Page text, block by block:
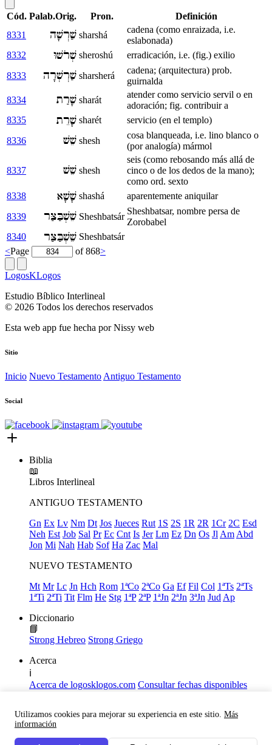
Utilizamos cookies para mejorar su experiencia en este sitio. Más
información
Cód. Palab.Orig. Pron.
Definición
8331
שַׁרְשָׁה sharshá
cadena (como enraizada, i.e.
eslabonada)
8332
שְׁרֹשׁוּ sheroshú
erradicación, i.e. (fig.) exilio
8333
שַׁרְשְׁרָה sharsherá
cadena; (arquitectura) prob.
guirnalda
8334
שָׁרַת sharát
atender como servicio servil o en
adoración; fig. contribuir a
8335
שָׁרֵת sharét
servicio (en el templo)
8336
שֵׁשׁ shesh
cosa blanqueada, i.e. lino blanco o
(por analogía) mármol
8337 שֵׁשׁ shesh
seis (como rebosando más allá de
cinco o de los dedos de la mano);
como ord. sexto
8338
שָׁשָׁא shashá
aparentemente aniquilar
8339
שֵׁשְׁבַּצַּר Sheshbatsár
Sheshbatsar, nombre persa de
Zorobabel
8340
שֵׁשְׁבַּצַּר Sheshbatsár
<Page of 868>
LogosKLogos
Estudio Bíblico Interlineal
© 2026 Todos los derechos reservados
Esta web app fue hecha porNissy web
Sitio
Inicio Nuevo Testamento Antiguo Testamento
Social
Biblia
📖
Libros Interlineal
ANTIGUO TESTAMENTO
Gn Ex Lv Nm Dt Jos Jueces Rut 1S 2S 1R 2R 1Cr 2C Esd
Neh Est Job Sal Pr Ec Cnt Is Jer Lm Ez Dn Os Jl Am Abd
Jon Mi Nah Hab Sof Ha Zac Mal
NUEVO TESTAMENTO
Mt Mr Lc Jn Hch Rom 1ªCo 2ªCo Ga Ef Fil Col 1ªTs 2ªTs
1ªTi 2ªTi Tit Flm He Stg 1ªP 2ªP 1ªJn 2ªJn 3ªJn Jud Ap
Diccionario
📘
Strong Hebreo Strong Griego
Acerca
ℹ️
Acerca de logosklogos.com Consultar fechas disponibles
Links útiles
Facebook